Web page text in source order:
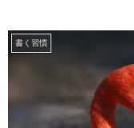
書く習慣